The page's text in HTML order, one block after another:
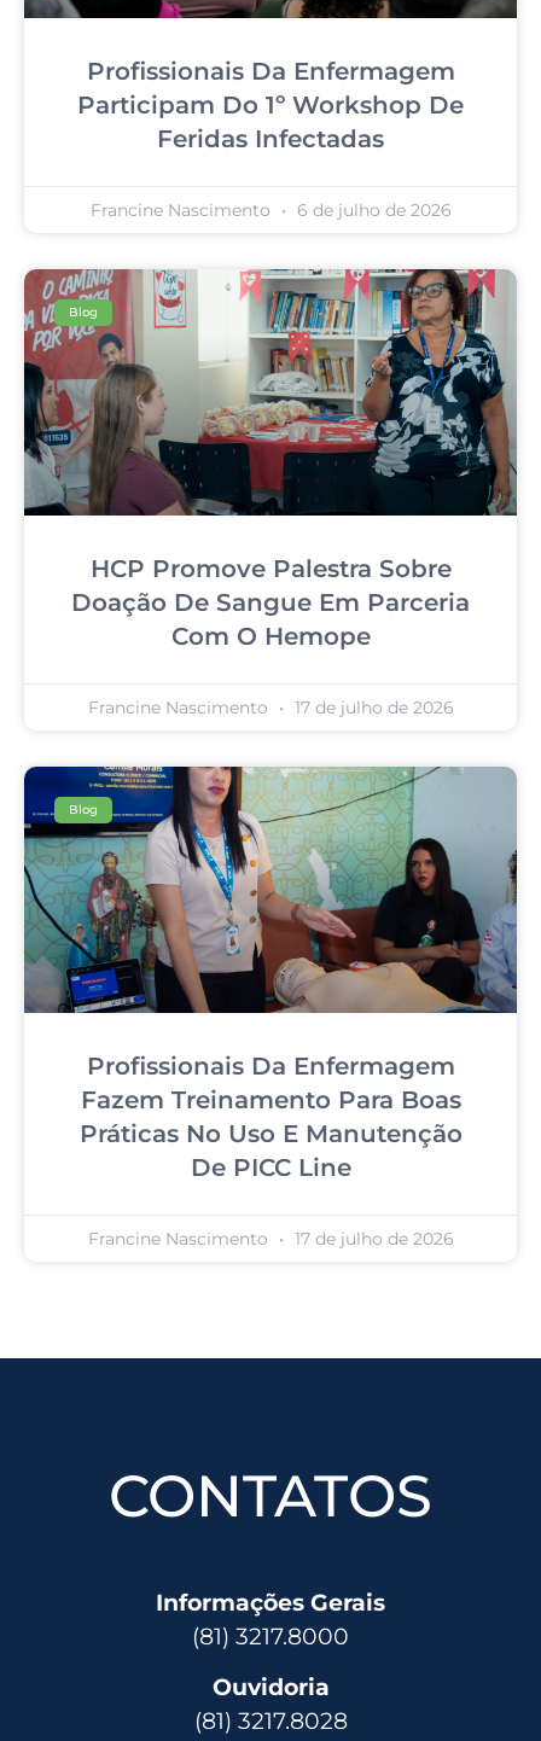
Profissionais Da Enfermagem
Participam Do 1º Workshop De
Feridas Infectadas
Francine Nascimento 6 de julho de 2026
Blog
HCP Promove Palestra Sobre
Doação De Sangue Em Parceria
Com O Hemope
Francine Nascimento 17 de julho de 2026
Blog
Profissionais Da Enfermagem
Fazem Treinamento Para Boas
Práticas No Uso E Manutenção
De PICC Line
Francine Nascimento 17 de julho de 2026
CONTATOS
Informações Gerais
(81) 3217.8000
Ouvidoria
(81) 3217.8028